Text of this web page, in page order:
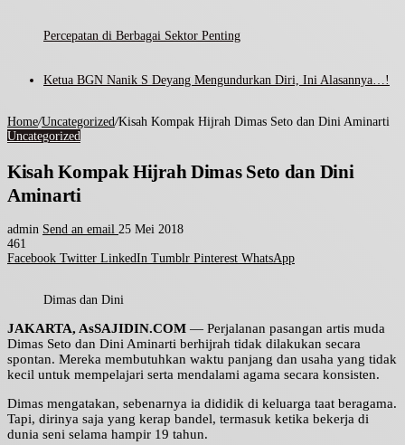
Percepatan di Berbagai Sektor Penting
Ketua BGN Nanik S Deyang Mengundurkan Diri, Ini Alasannya…!
Home/Uncategorized/Kisah Kompak Hijrah Dimas Seto dan Dini Aminarti
Uncategorized
Kisah Kompak Hijrah Dimas Seto dan Dini
Aminarti
admin Send an email 25 Mei 2018
461
Facebook Twitter LinkedIn Tumblr Pinterest WhatsApp
Dimas dan Dini
JAKARTA, AsSAJIDIN.COM — Perjalanan pasangan artis muda
Dimas Seto dan Dini Aminarti berhijrah tidak dilakukan secara
spontan. Mereka membutuhkan waktu panjang dan usaha yang tidak
kecil untuk mempelajari serta mendalami agama secara konsisten.
Dimas mengatakan, sebenarnya ia dididik di keluarga taat beragama.
Tapi, dirinya saja yang kerap bandel, termasuk ketika bekerja di
dunia seni selama hampir 19 tahun.